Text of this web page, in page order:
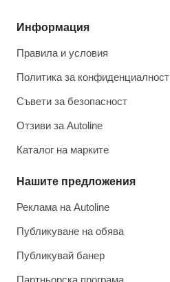
Информация
Правила и условия
Политика за конфиденциалност
Съвети за безопасност
Отзиви за Autoline
Каталог на марките
Нашите предложения
Реклама на Autoline
Публикуване на обява
Публикувай банер